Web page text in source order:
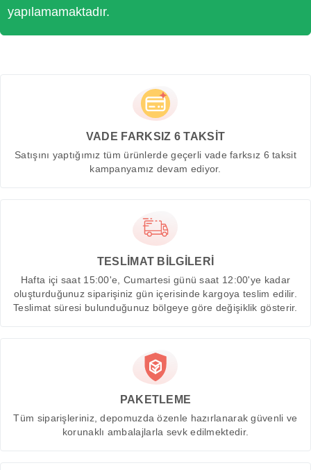
yapılamamaktadır.
VADE FARKSIZ 6 TAKSİT
Satışını yaptığımız tüm ürünlerde geçerli vade farksız 6 taksit
kampanyamız devam ediyor.
TESLİMAT BİLGİLERİ
Hafta içi saat 15:00'e, Cumartesi günü saat 12:00'ye kadar
oluşturduğunuz siparişiniz gün içerisinde kargoya teslim edilir.
Teslimat süresi bulunduğunuz bölgeye göre değişiklik gösterir.
PAKETLEME
Tüm siparişleriniz, depomuzda özenle hazırlanarak güvenli ve
korunaklı ambalajlarla sevk edilmektedir.